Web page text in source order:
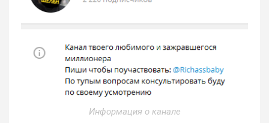
Информация о канале